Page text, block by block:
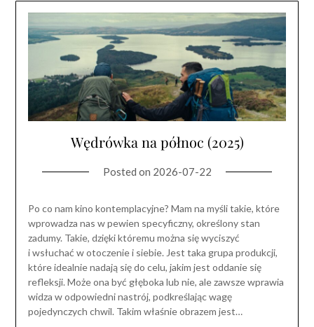
Wędrówka na północ (2025)
Posted on 2026-07-22
Po co nam kino kontemplacyjne? Mam na myśli takie, które
wprowadza nas w pewien specyficzny, określony stan
zadumy. Takie, dzięki któremu można się wyciszyć
i wsłuchać w otoczenie i siebie. Jest taka grupa produkcji,
które idealnie nadają się do celu, jakim jest oddanie się
refleksji. Może ona być głęboka lub nie, ale zawsze wprawia
widza w odpowiedni nastrój, podkreślając wagę
pojedynczych chwil. Takim właśnie obrazem jest…